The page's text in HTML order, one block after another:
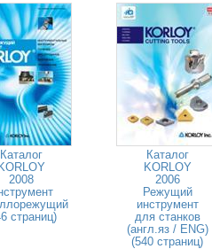
Каталог
KORLOY
2008
страниц)
Каталог
KORLOY
2006
Режущий
инструмент
для станков
(англ.яз / ENG)
(540 страниц)